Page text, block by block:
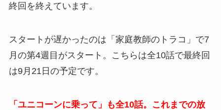
終回を終えています。
スタートが遅かったのは「家庭教師のトラコ」で7
月の第4週目がスタート。こちらは全10話で最終回
は9月21日の予定です。
「ユニコーンに乗って」も全10話。これまでの放